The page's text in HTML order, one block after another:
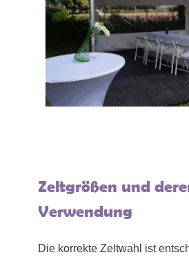
Zeltgrößen und
Verwendung
Die korrekte Zeltwahl ist